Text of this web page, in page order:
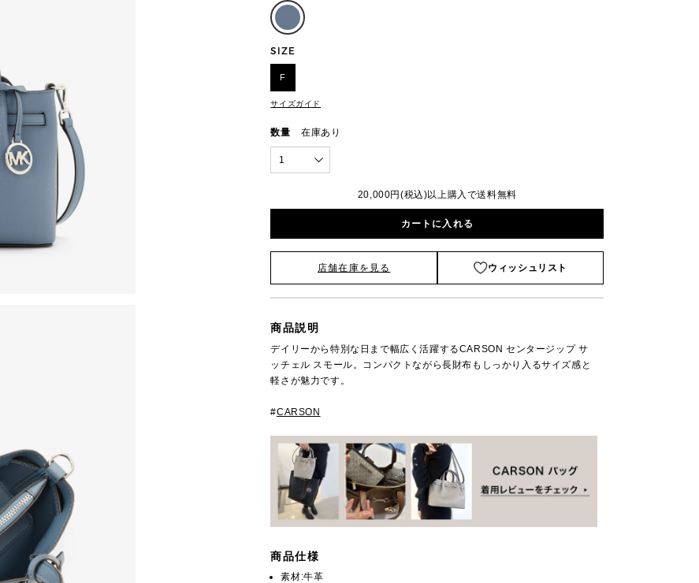
SIZE
F
サイズガイド
数量 在庫あり
1
20,000円(税込)以上購入で送料無料
カートに入れる
店舗在庫を見る ウィッシュリスト
商品説明
デイリーから特別な日まで幅広く活躍するCARSON センタージップ サ
ッチェル スモール。コンパクトながら長財布もしっかり入るサイズ感と
軽さが魅力です。
#CARSON
商品仕様
素材:牛革